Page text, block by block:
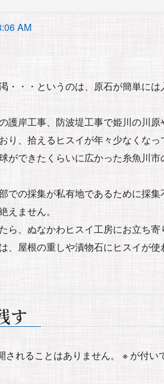
AM
・・・というのは、原石が簡単に
護岸工事、防波堤工事で姫川の川
り、拾えるヒスイが年々少なくなっ
ができたくらいに広かった糸魚川
での採集が私有地であるために採
えません。
ら、ぬなかわヒスイ工房にお立ち寄
、屋根の重しや漬物石にヒスイが使
す
れることはありません。 ※ が付い